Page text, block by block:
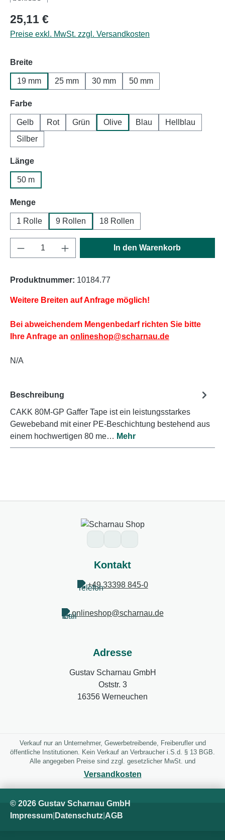
Regulärer Preis:
25,11 €
Preise exkl. MwSt. zzgl. Versandkosten
Breiteauswählen
19 mm 25 mm 30 mm 50 mm
Farbeauswählen
Gelb Rot Grün Olive Blau
Hellblau
Silber
Längeauswählen
50 m
Mengeauswählen
1 Rolle 9 Rollen 18 Rollen
Produkt Anzahl: Gib den gewünschten
In den Warenkorb
Produktnummer: 10184.77
Weitere Breiten auf Anfrage möglich!
Bei abweichendem Mengenbedarf richten Sie bitte
Ihre Anfrage an onlineshop@scharnau.de
N/A
Beschreibung
CAKK 80M-GP Gaffer Tape ist ein leistungsstarkes
Gewebeband mit einer PE-Beschichtung bestehend aus
einem hochwertigen 80 me… Mehr
Kontakt
+49 33398 845-0
onlineshop@scharnau.de
Adresse
Gustav Scharnau GmbH
Oststr. 3
16356 Werneuchen
Verkauf nur an Unternehmer, Gewerbetreibende, Freiberufler und
öffentliche Institutionen. Kein Verkauf an Verbraucher i.S.d. § 13 BGB.
Alle angegeben Preise sind zzgl. gesetzlicher MwSt. und
Versandkosten
© 2026 Gustav Scharnau GmbH
Impressum Datenschutz AGB